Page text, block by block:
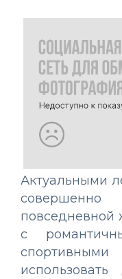
Актуальными
повседневной
с